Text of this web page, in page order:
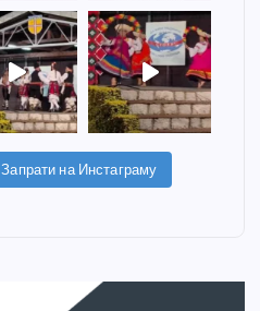
Запрати на Инстаграму